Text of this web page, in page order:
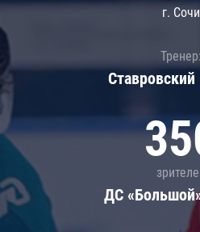
г. Сочи
Тренер:
Ставровский
ДС